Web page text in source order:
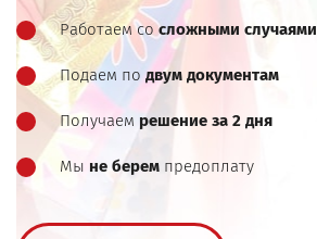
Работаем сосложными случаями
Подаем подвум документам
Получаем решение за 2 дня
Мы не берем предоплату